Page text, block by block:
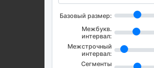
Базовый размер:
Межбукв.
интервал:
Межстрочный
интервал:
Сегменты